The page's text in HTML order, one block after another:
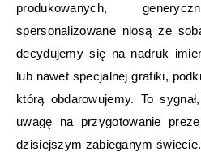
produkowanych,
spersonalizowane niosą ze
decydujemy się na nadruk
lub nawet specjalnej grafiki,
którą obdarowujemy. To
uwagę na przygotowanie
dzisiejszym zabieganym świecie.